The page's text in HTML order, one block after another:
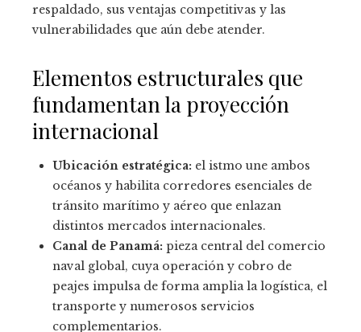
respaldado, sus ventajas competitivas y las
vulnerabilidades que aún debe atender.
Elementos estructurales que
fundamentan la proyección
internacional
Ubicación estratégica: el istmo une ambos
océanos y habilita corredores esenciales de
tránsito marítimo y aéreo que enlazan
distintos mercados internacionales.
Canal de Panamá: pieza central del comercio
naval global, cuya operación y cobro de
peajes impulsa de forma amplia la logística, el
transporte y numerosos servicios
complementarios.